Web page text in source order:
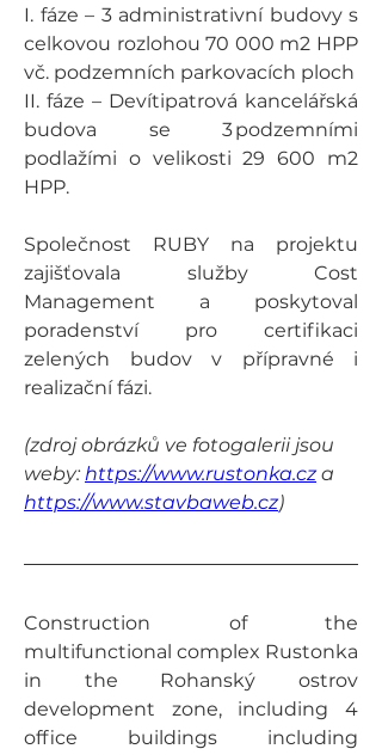
I. fáze – 3 administrativní budovy s
celkovou rozlohou 70 000 m2 HPP
II. fáze – Devítipatrová kancelářská
budova se 3 podzemními
podlažími o velikosti 29 600 m2
HPP.
Společnost RUBY na projektu
zajišťovala služby Cost
Management a poskytoval
poradenství pro certifikaci
zelených budov v přípravné i
realizační fázi.
(zdroj obrázků ve fotogalerii jsou
weby: https://www.rustonka.cz a
https://www.stavbaweb.cz)
Construction of the
multifunctional complex Rustonka
in the Rohanský ostrov
development zone, including 4
office buildings including